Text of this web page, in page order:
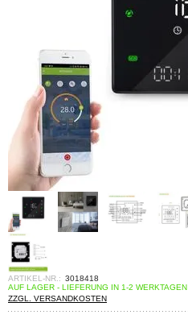
ARTIKEL-NR.: 3018418
AUF LAGER - LIEFERUNG IN 1-2 WERKTAGEN
ZZGL. VERSANDKOSTEN